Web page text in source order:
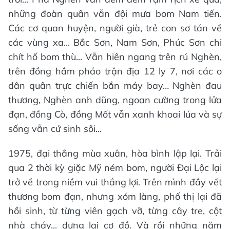
những đoàn quân vẫn đội mưa bom Nam tiến.
Các cơ quan huyện, người già, trẻ con sơ tán về
các vùng xa... Bắc Sơn, Nam Sơn, Phúc Sơn chi
chít hố bom thù... Vẫn hiên ngang trên rú Nghèn,
trên đồng hầm pháo trận địa 12 ly 7, nơi các o
dân quân trực chiến bắn máy bay… Nghèn đau
thương, Nghèn anh dũng, ngoan cường trong lửa
đạn, đồng Cò, đồng Mốt vẫn xanh khoai lúa và sự
sống vẫn cứ sinh sôi...
1975, đại thắng mùa xuân, hòa bình lập lại. Trải
qua 2 thời kỳ giặc Mỹ ném bom, người Đại Lộc lại
trở về trong niềm vui thắng lợi. Trên mình đầy vết
thương bom đạn, nhưng xóm làng, phố thị lại đã
hồi sinh, từ từng viên gạch vỡ, từng cây tre, cột
nhà cháy... dựng lại cơ đồ. Và rồi những năm